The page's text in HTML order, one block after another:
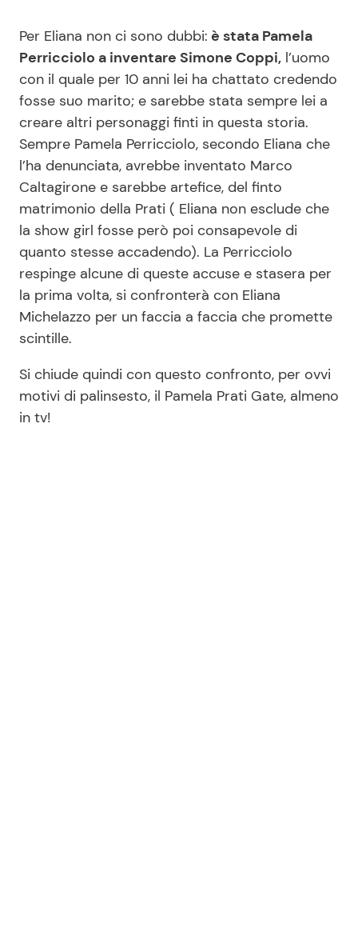
Per Eliana non ci sono dubbi: è stata Pamela
Perricciolo a inventare Simone Coppi, l’uomo
con il quale per 10 anni lei ha chattato credendo
fosse suo marito; e sarebbe stata sempre lei a
creare altri personaggi finti in questa storia.
Sempre Pamela Perricciolo, secondo Eliana che
l’ha denunciata, avrebbe inventato Marco
Caltagirone e sarebbe artefice, del finto
matrimonio della Prati ( Eliana non esclude che
la show girl fosse però poi consapevole di
quanto stesse accadendo). La Perricciolo
respinge alcune di queste accuse e stasera per
la prima volta, si confronterà con Eliana
Michelazzo per un faccia a faccia che promette
scintille.
Si chiude quindi con questo confronto, per ovvi
motivi di palinsesto, il Pamela Prati Gate, almeno
in tv!